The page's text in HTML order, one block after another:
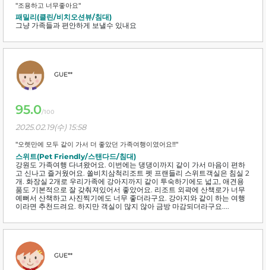
"조용하고 너무좋아요"
패밀리(클린/비치오션뷰/침대)
그냥 가족들과 편안하게 보낼수 있내요
GUE**
95.0/100
2025.02.19(수) 15:58
"오렛만에 모두 같이 가서 더 좋았던 가족여행이였어요!!"
스위트(Pet Friendly/스탠다드/침대)
강원도 가족여행 다녀왔어요. 이번에는 댕댕이까지 같이 가서 마음이 편하
고 신나고 즐거웠어요. 쏠비치삼척리조트 펫 프랜들리 스위트객실은 침실 2
개. 화장실 2개로 우리가족에 강아지까지 같이 투숙하기에도 넓고, 애견용
품도 기본적으로 잘 갖춰져있어서 좋았어요. 리조트 외곽에 산책로가 너무
예뻐서 산책하고 사진찍기에도 너무 좋더라구요. 강아지와 같이 하는 여행
이라면 추천드려요. 하지만 객실이 많지 않아 금방 마감되더라구요....
GUE**